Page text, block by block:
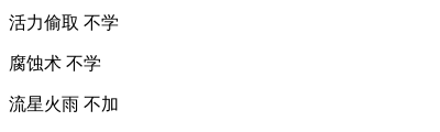
活力偷取 不学
腐蚀术 不学
流星火雨 不加